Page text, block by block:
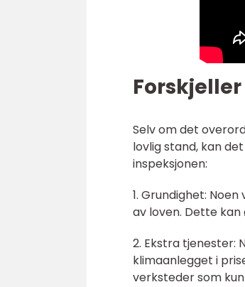
Selv om det
lovlig stand, kan
inspeksjonen:
1. Grundighet:
av loven. Dette
2. Ekstra tjenester:
klimaanlegget i
verksteder som